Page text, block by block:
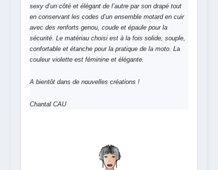
sexy d’un côté et élégant de l’autre par son drapé tout
en conservant les codes d’un ensemble motard en cuir
avec des renforts genou, coude et épaule pour la
sécurité. Le matériau choisi est à la fois solide, souple,
confortable et étanche pour la pratique de la moto. La
couleur violette est féminine et élégante.
A bientôt dans de nouvelles créations !
Chantal CAU